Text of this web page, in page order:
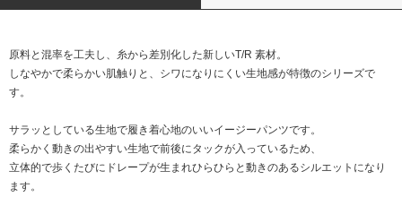
原料と混率を工夫し、糸から差別化した新しいT/R 素材。
しなやかで柔らかい肌触りと、シワになりにくい生地感が特徴のシリーズで
す。
サラッとしている生地で履き着心地のいいイージーパンツです。
柔らかく動きの出やすい生地で前後にタックが入っているため、
立体的で歩くたびにドレープが生まれひらひらと動きのあるシルエットになり
ます。